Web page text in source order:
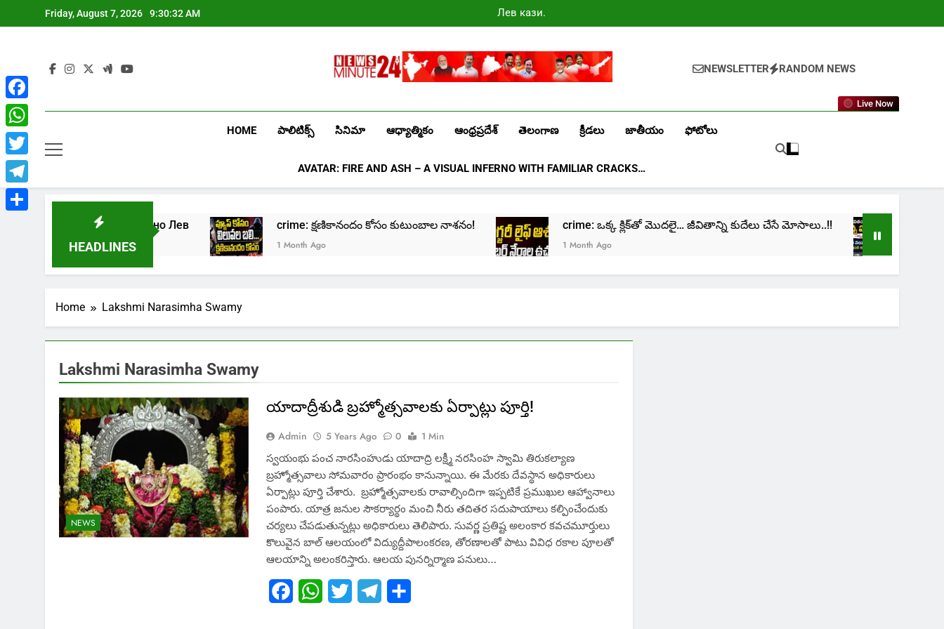
to
Friday, August 7, 2026 9:30:32 AM
Лев казино
промокоды
Newsminute24
NEWSLETTER RANDOM NEWS
Live Now
HOME పాలిటిక్స్ సినిమా ఆధ్యాత్మికం ఆంధ్రప్రదేశ్ తెలంగాణ క్రీడలు జాతీయం ఫోటోలు
AVATAR: FIRE AND ASH – A VISUAL INFERNO WITH FAMILIAR CRACKS…
HEADLINES
Играть в онлайн казино Лев
1 Week Ago
crime: క్షణికానందం కోసం కుటుంబాల నాశనం!
1 Month Ago
crime: ఒక్క క్లిక్‌తో మొదలై… జీవితాన్ని కుదేలు చేసే మోసాలు..!!
1 Month Ago
Home Lakshmi Narasimha Swamy
Lakshmi Narasimha Swamy
NEWS
యాదాద్రీశుడి బ్రహ్మోత్సవాలకు ఏర్పాట్లు పూర్తి!
Admin 5 Years Ago 0
1 Min
స్వయంభు పంచ నారసింహుడు యాదాద్రి లక్ష్మీ నరసింహ స్వామి తిరుకల్యాణ
బ్రహ్మోత్సవాలు సోమవారం ప్రారంభం కానున్నాయి. ఈ మేరకు దేవస్థాన అధికారులు
ఏర్పాట్లు పూర్తి చేశారు. బ్రహ్మోత్సవాలకు రావాల్సిందిగా ఇప్పటికే ప్రముఖుల ఆహ్వానాలు
పంపారు. యాత్ర జనుల సౌకర్యార్థం మంచి నీరు తదితర సదుపాయాలు కల్పించేందుకు
చర్యలు చేపడుతున్నట్లు అధికారులు తెలిపారు. సువర్ణ ప్రతిష్ట అలంకార కవచమూర్తులు
కొలువైన బాల్ ఆలయంలో విద్యుద్దీపాలంకరణ, తోరణాలతో పాటు వివిధ రకాల పూలతో
ఆలయాన్ని అలంకరిస్తారు. ఆలయ పునర్నిర్మాణ పనులు…
FacebookWhatsApp
Twitter Telegram
Facebook
WhatsApp
Twitter
Telegram